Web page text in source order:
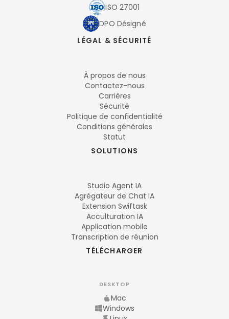
ISO 27001
DPO Désigné
LÉGAL & SÉCURITÉ
À propos de nous
Contactez-nous
Carrières
Sécurité
Politique de confidentialité
Conditions générales
Statut
SOLUTIONS
Studio Agent IA
Agrégateur de Chat IA
Extension Swiftask
Acculturation IA
Application mobile
Transcription de réunion
TÉLÉCHARGER
DESKTOP
Mac
Windows